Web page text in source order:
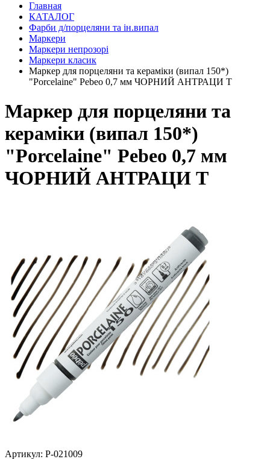
Главная
КАТАЛОГ
Фарби д/порцеляни та ін.випал
Маркери
Маркери непрозорі
Маркери класик
Маркер для порцеляни та кераміки (випал 150*)
"Porcelaine" Pebeo 0,7 мм ЧОРНИЙ АНТРАЦИ Т
Маркер для порцеляни та
кераміки (випал 150*)
"Porcelaine" Pebeo 0,7 мм
ЧОРНИЙ АНТРАЦИ Т
Артикул: P-021009